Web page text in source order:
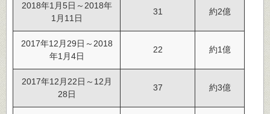
2018年1月5日～2018年
1月11日
31 約2億
2017年12月29日～2018
年1月4日
22 約1億
2017年12月22日～12月
28日
37 約3億